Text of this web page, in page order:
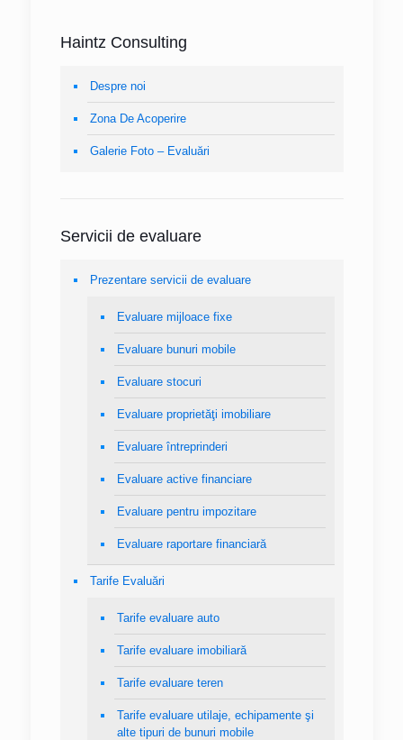
Haintz Consulting
Despre noi
Zona De Acoperire
Galerie Foto – Evaluări
Servicii de evaluare
Prezentare servicii de evaluare
Evaluare mijloace fixe
Evaluare bunuri mobile
Evaluare stocuri
Evaluare proprietăţi imobiliare
Evaluare întreprinderi
Evaluare active financiare
Evaluare pentru impozitare
Evaluare raportare financiară
Tarife Evaluări
Tarife evaluare auto
Tarife evaluare imobiliară
Tarife evaluare teren
Tarife evaluare utilaje, echipamente şi
alte tipuri de bunuri mobile